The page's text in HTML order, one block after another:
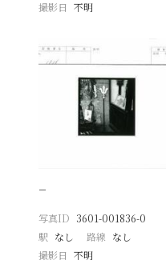
撮影日
不明
−
写真ID 3601-001836-0
駅 なし 路線 なし
撮影日
不明